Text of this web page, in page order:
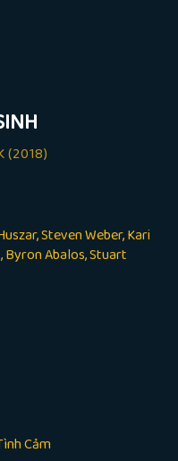
(2018)
Steven Weber, Kari
Abalos, Stuart
Cảm